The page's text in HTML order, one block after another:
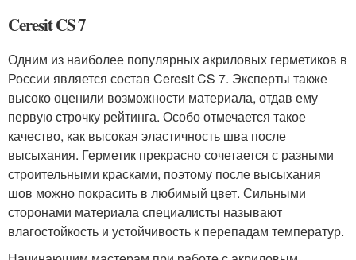
Ceresit CS 7
Одним из наиболее популярных акриловых герметиков в
России является состав Ceresit CS 7. Эксперты также
высоко оценили возможности материала, отдав ему
первую строчку рейтинга. Особо отмечается такое
качество, как высокая эластичность шва после
высыхания. Герметик прекрасно сочетается с разными
строительными красками, поэтому после высыхания
шов можно покрасить в любимый цвет. Сильными
сторонами материала специалисты называют
влагостойкость и устойчивость к перепадам температур.